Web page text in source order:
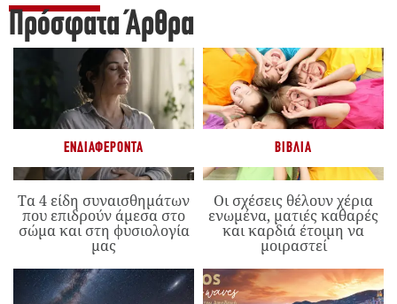
Πρόσφατα Άρθρα
ΕΝΔΙΑΦΈΡΟΝΤΑ
Τα 4 είδη συναισθημάτων
που επιδρούν άμεσα στο
σώμα και στη φυσιολογία
μας
ΒΙΒΛΊΑ
Οι σχέσεις θέλουν χέρια
ενωμένα, ματιές καθαρές
και καρδιά έτοιμη να
μοιραστεί